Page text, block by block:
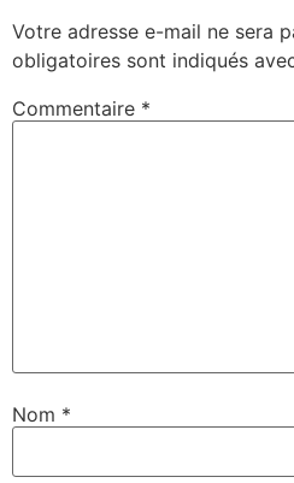
Votre adresse e-mail ne sera
obligatoires sont indiqués
Commentaire *
Nom *